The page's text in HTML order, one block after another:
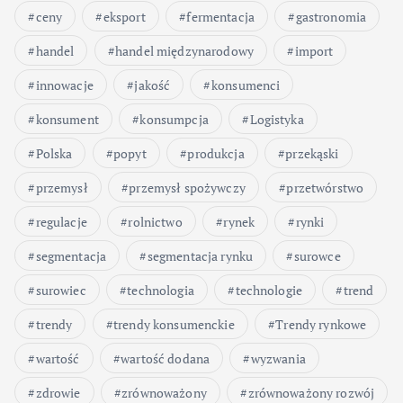
n
i
e
w
p
i
s
ó
ceny
eksport fermentacja
gastronomia
handel
handel międzynarodowy
import
innowacje
jakość
konsumenci
konsument
konsumpcja
Logistyka
Polska
popyt produkcja
przekąski
przemysł
przemysł spożywczy
przetwórstwo
regulacje
rolnictwo rynek
rynki
segmentacja
segmentacja rynku
surowce
surowiec
technologia technologie
trend
trendy
trendy konsumenckie
Trendy rynkowe
wartość
wartość dodana
wyzwania
zdrowie
zrównoważony
zrównoważony rozwój